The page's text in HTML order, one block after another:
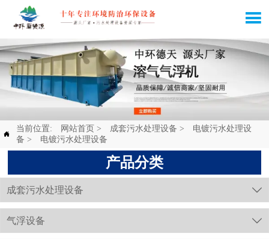


当前位置: 网站首页 > 成套污水处理设备 >
电镀污水处理设
备 > 电镀污水处理设备
产品分类
成套污水处理设备 
气浮设备 